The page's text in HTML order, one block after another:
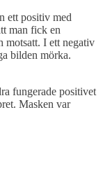
ett positiv med
man fick en
motsatt. I ett negativ
bilden mörka.
fungerade positivet
Masken var